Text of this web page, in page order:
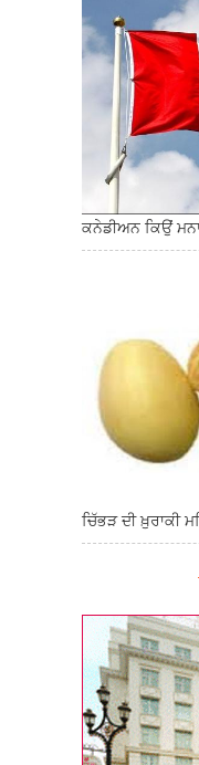
ਕਨੇਡੀਅਨ ਕਿਉਂ
ਚਿੱਭੜ ਦੀ ਖ਼ੁਰਾਕੀ